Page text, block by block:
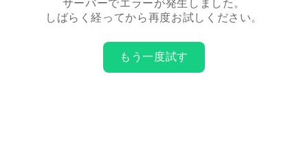
サーバーでエラーが発生しました。
しばらく経ってから再度お試しください。
もう一度試す